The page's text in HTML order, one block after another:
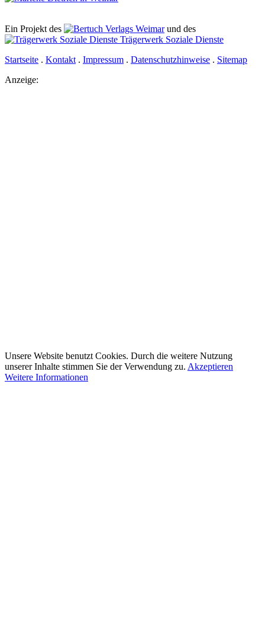
Ein Projekt des Verlags Weimarund des
Trägerwerk Soziale Dienste
Startseite . Kontakt . Impressum . Datenschutzhinweise . Sitemap
Anzeige:
Unsere Website benutzt Cookies. Durch die weitere Nutzung
unserer Inhalte stimmen Sie der Verwendung zu. Akzeptieren
Weitere Informationen